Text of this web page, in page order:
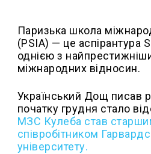
Паризька школа
(PSIA) — це аспірантура
однією з
міжнародних відносин.
Український Дощ писав
початку грудня стало
МЗС Кулеба став
співробітником
університету.